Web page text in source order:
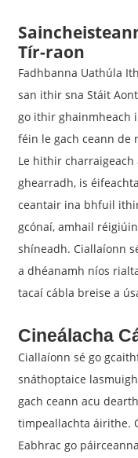
Tír-raon
Fadhbanna Uathúla
san ithir sna Stáit
go ithir ghainmheach
féin le gach ceann de
Le hithir
ghearradh, is
ceantair ina bhfuil
gcónaí, amhail
shíneadh. Ciallaíonn
a dhéanamh níos
tacaí cábla breise a
Cineálacha
Ciallaíonn sé go
snáthoptaice
gach ceann acu
timpeallachta áirithe.
Eabhrac go